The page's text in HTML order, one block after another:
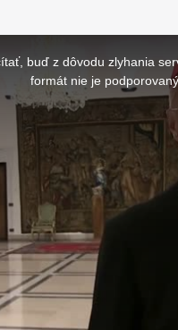
buď z dôvodu zlyhania
formát nie je podporovaný.